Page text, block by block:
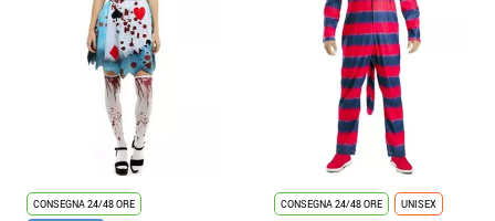
CONSEGNA 24/48 ORE
CONSEGNA 24/48 ORE UNISEX